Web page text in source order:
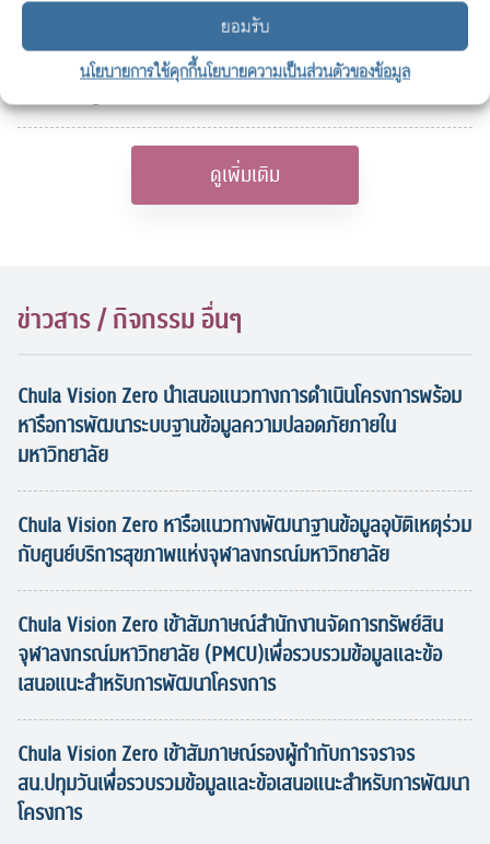
ยอมรับ
นโยบายการใช้คุกกี้นโยบายความเป็นส่วนตัวของข้อมูล
ร่วมแสดงความยินดีกับ รองศาสตราจารย์ ดร. อภิวัฒน์ รัตน
วราหะ อาจารย์ประจำภาควิชาการวางแผนภาคและเมือง คณะ
สถาปัตยกรรมศาสตร์ ที่ได้รับรางวัลนักวิจัยดีเด่นแห่งชาติ
ดูเพิ่มเติม
ข่าวสาร / กิจกรรม อื่นๆ
Chula Vision Zero นำเสนอแนวทางการดำเนินโครงการพร้อม
หารือการพัฒนาระบบฐานข้อมูลความปลอดภัยภายใน
มหาวิทยาลัย
Chula Vision Zero หารือแนวทางพัฒนาฐานข้อมูลอุบัติเหตุร่วม
กับศูนย์บริการสุขภาพแห่งจุฬาลงกรณ์มหาวิทยาลัย
Chula Vision Zero เข้าสัมภาษณ์สำนักงานจัดการทรัพย์สิน
จุฬาลงกรณ์มหาวิทยาลัย (PMCU)เพื่อรวบรวมข้อมูลและข้อ
เสนอแนะสำหรับการพัฒนาโครงการ
Chula Vision Zero เข้าสัมภาษณ์รองผู้กำกับการจราจร
สน.ปทุมวันเพื่อรวบรวมข้อมูลและข้อเสนอแนะสำหรับการพัฒนา
โครงการ